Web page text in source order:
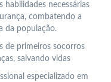
habilidades necessárias
combatendo a
da população.
de primeiros socorros
salvando vidas
especializado em